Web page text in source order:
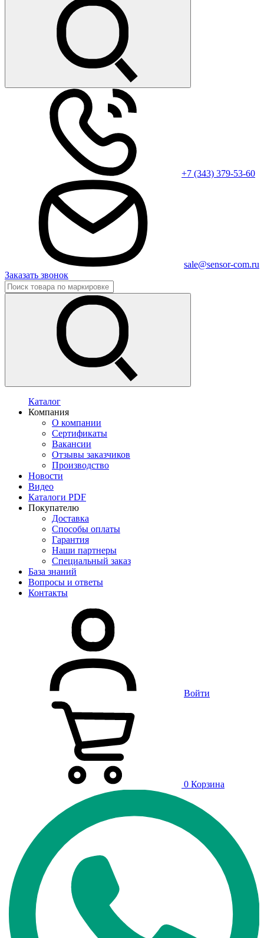
+7 (343) 379-53-60
sale@sensor-com.ru
Заказать звонок
Каталог
Компания
О компании
Сертификаты
Вакансии
Отзывы заказчиков
Производство
Новости
Видео
Каталоги PDF
Покупателю
Доставка
Способы оплаты
Гарантия
Наши партнеры
Специальный заказ
База знаний
Вопросы и ответы
Контакты
Войти
0 Корзина